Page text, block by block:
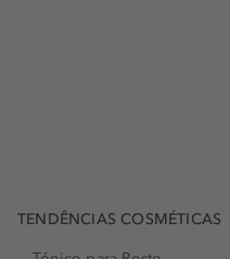
TENDÊNCIAS COSMÉTICAS